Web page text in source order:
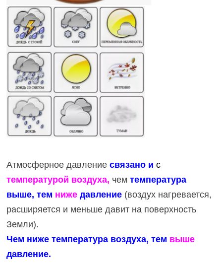
Атмосферное давление связано и с
температурой воздуха, чемтемпература
выше, тем нижедавление (воздух нагревается,
расширяется и меньше давит на поверхность
Земли).
Чем ниже температура воздуха, тем выше
давление.